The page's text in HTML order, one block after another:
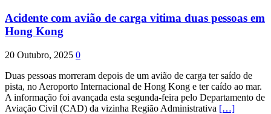
Acidente com avião de carga vitima duas pessoas em
Hong Kong
20 Outubro, 2025 0
Duas pessoas morreram depois de um avião de carga ter saído de
pista, no Aeroporto Internacional de Hong Kong e ter caído ao mar.
A informação foi avançada esta segunda-feira pelo Departamento de
Aviação Civil (CAD) da vizinha Região Administrativa […]